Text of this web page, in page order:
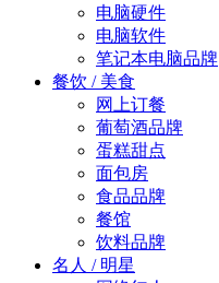
电脑硬件
电脑软件
笔记本电脑品牌
餐饮 / 美食
网上订餐
葡萄酒品牌
蛋糕甜点
面包房
食品品牌
餐馆
饮料品牌
名人 / 明星